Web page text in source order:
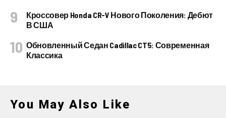
Кроссовер Honda CR-V Нового Поколения: Дебют
В США
Обновленный Седан Cadillac CT5: Современная
Классика
You May Also Like